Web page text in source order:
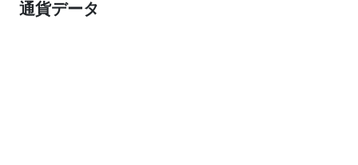
通貨データ